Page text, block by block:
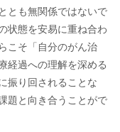
とも無関係ではないで
状態を安易に重ね合わ
こそ「自分のがん治
経過への理解を深める
振り回されることな
題と向き合うことがで